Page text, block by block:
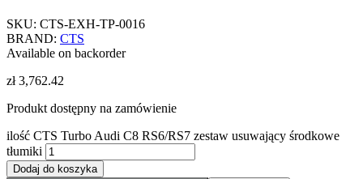
SKU: CTS-EXH-TP-0016
BRAND: CTS
Available on backorder
zł3,762.42
Produkt dostępny na zamówienie
ilość CTS Turbo Audi C8 RS6/RS7 zestaw usuwający środkowe
tłumiki
Dodaj do koszyka